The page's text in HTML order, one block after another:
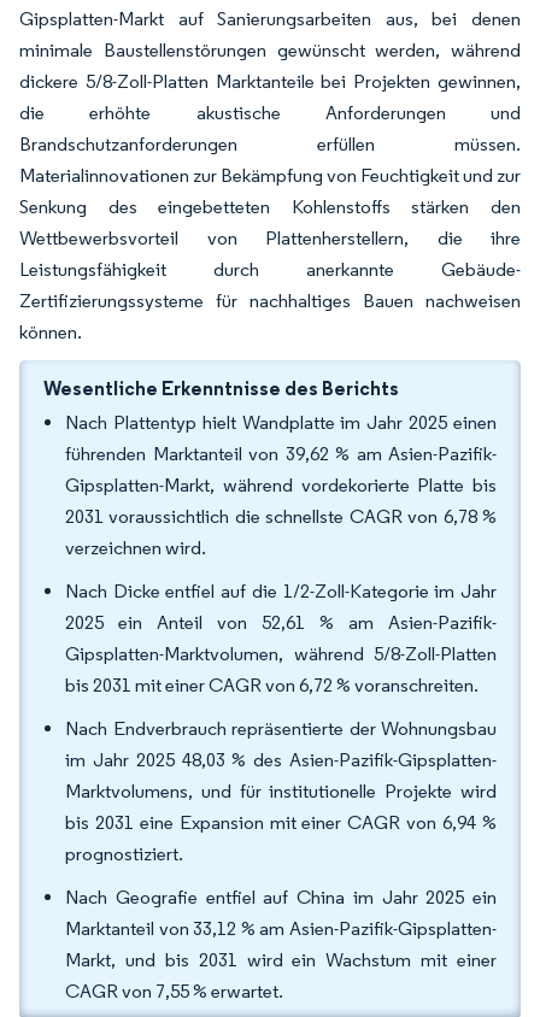
Gipsplatten-Markt auf Sanierungsarbeiten aus, bei denen
minimale Baustellenstörungen gewünscht werden, während
dickere 5/8-Zoll-Platten Marktanteile bei Projekten gewinnen,
die erhöhte akustische Anforderungen und
Brandschutzanforderungen erfüllen müssen.
Materialinnovationen zur Bekämpfung von Feuchtigkeit und zur
Senkung des eingebetteten Kohlenstoffs stärken den
Wettbewerbsvorteil von Plattenherstellern, die ihre
Leistungsfähigkeit durch anerkannte Gebäude-
Zertifizierungssysteme für nachhaltiges Bauen nachweisen
können.
Wesentliche Erkenntnisse des Berichts
Nach Plattentyp hielt Wandplatte im Jahr 2025 einen
führenden Marktanteil von 39,62 % am Asien-Pazifik-
Gipsplatten-Markt, während vordekorierte Platte bis
2031 voraussichtlich die schnellste CAGR von 6,78 %
verzeichnen wird.
Nach Dicke entfiel auf die 1/2-Zoll-Kategorie im Jahr
2025 ein Anteil von 52,61 % am Asien-Pazifik-
Gipsplatten-Marktvolumen, während 5/8-Zoll-Platten
bis 2031 mit einer CAGR von 6,72 % voranschreiten.
Nach Endverbrauch repräsentierte der Wohnungsbau
im Jahr 2025 48,03 % des Asien-Pazifik-Gipsplatten-
Marktvolumens, und für institutionelle Projekte wird
bis 2031 eine Expansion mit einer CAGR von 6,94 %
prognostiziert.
Nach Geografie entfiel auf China im Jahr 2025 ein
Marktanteil von 33,12 % am Asien-Pazifik-Gipsplatten-
Markt, und bis 2031 wird ein Wachstum mit einer
CAGR von 7,55 % erwartet.